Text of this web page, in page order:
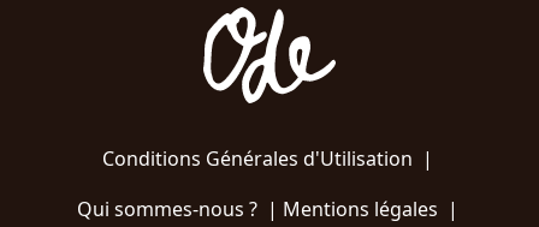
Conditions Générales d'Utilisation |
Qui sommes-nous ?| Mentions légales |